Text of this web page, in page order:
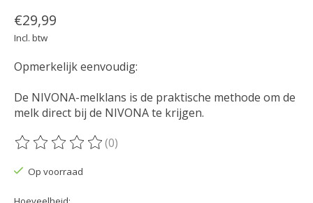
€29,99
Incl. btw
Opmerkelijk eenvoudig:
De NIVONA-melklans is de praktische methode om de
melk direct bij de NIVONA te krijgen.
De beoordeling van dit product is
(0)
Op voorraad